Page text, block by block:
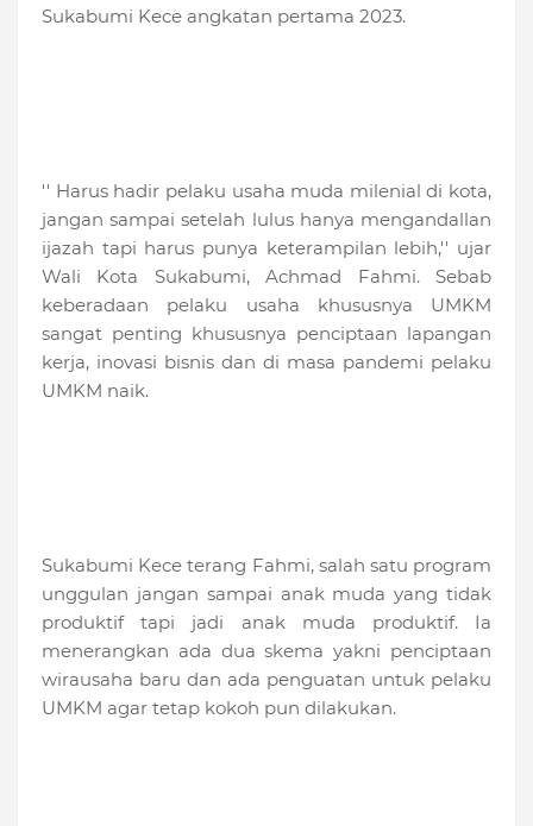
Sukabumi Kece angkatan pertama 2023.
'' Harus hadir pelaku usaha muda milenial di kota,
jangan sampai setelah lulus hanya mengandallan
ijazah tapi harus punya keterampilan lebih,'' ujar
Wali Kota Sukabumi, Achmad Fahmi. Sebab
keberadaan pelaku usaha khususnya UMKM
sangat penting khususnya penciptaan lapangan
kerja, inovasi bisnis dan di masa pandemi pelaku
UMKM naik.
Sukabumi Kece terang Fahmi, salah satu program
unggulan jangan sampai anak muda yang tidak
produktif tapi jadi anak muda produktif. Ia
menerangkan ada dua skema yakni penciptaan
wirausaha baru dan ada penguatan untuk pelaku
UMKM agar tetap kokoh pun dilakukan.